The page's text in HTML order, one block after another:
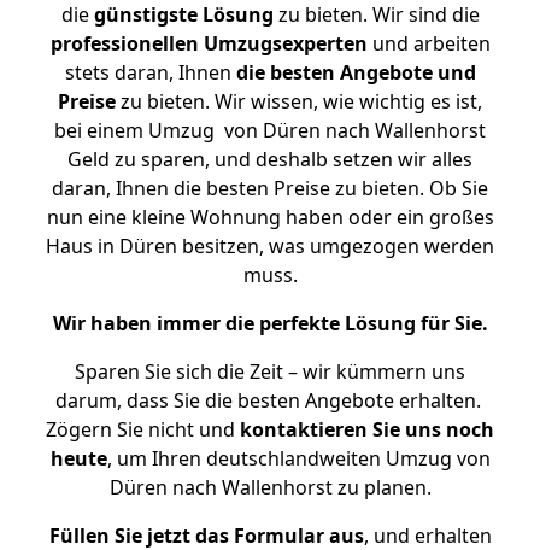
diegünstigste Lösung zu bieten. Wir sind die
professionellen Umzugsexperten und arbeiten
stets daran, Ihnen die besten Angebote und
Preisezu bieten. Wir wissen, wie wichtig es ist,
bei einem Umzug von Düren nach Wallenhorst
Geld zu sparen, und deshalb setzen wir alles
daran, Ihnen die besten Preise zu bieten. Ob Sie
nun eine kleine Wohnung haben oder ein großes
Haus in Düren besitzen, was umgezogen werden
muss.
Wir haben immer die perfekte Lösung für Sie.
Sparen Sie sich die Zeit – wir kümmern uns
darum, dass Sie die besten Angebote erhalten.
Zögern Sie nicht und kontaktieren Sie uns noch
heute, um Ihren deutschlandweiten Umzug von
Düren nach Wallenhorst zu planen.
Füllen Sie jetzt das Formular aus, und erhalten